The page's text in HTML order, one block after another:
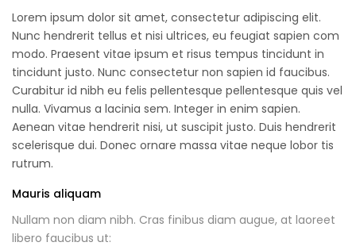
Lorem ipsum dolor sit amet, consectetur adipiscing elit.
Nunc hendrerit tellus et nisi ultrices, eu feugiat sapien com
modo. Praesent vitae ipsum et risus tempus tincidunt in
tincidunt justo. Nunc consectetur non sapien id faucibus.
Curabitur id nibh eu felis pellentesque pellentesque quis vel
nulla. Vivamus a lacinia sem. Integer in enim sapien.
Aenean vitae hendrerit nisi, ut suscipit justo. Duis hendrerit
scelerisque dui. Donec ornare massa vitae neque lobor tis
rutrum.
Mauris aliquam
Nullam non diam nibh. Cras finibus diam augue, at laoreet
libero faucibus ut: